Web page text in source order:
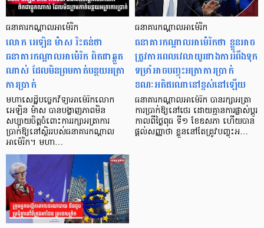
ធនាគារកណ្ដាលអាម៉េរិក
លោក អេឡិន ម៉ាស រិះគន់ថា
ធនាគារកណ្ដាលអាម៉េរិក ពិតជាឆ្កួត
ណាស់ ដែលមិនព្រមកាត់បន្ថយអត្រា
ការប្រាក់
មហាសេដ្ឋីបច្ចេកវិទ្យាអាម៉េរិកលោក
អេឡិន ម៉ាស បានបង្ហាញភាពមិន
សប្បាយចិត្តចំពោះការរក្សាអត្រាការ
ប្រាក់ឱ្យនៅស្ថិររបស់ធនាគារកណ្តាល
អាម៉េរិក។ មហា…
ធនាគារកណ្ដាលអាម៉េរិក
ធនាគារកណ្ដាលអាម៉េរិកថា ខ្លួនអាច
ត្រូវការពេលវេលាយូរជាងការរំពឹងទុក
ទម្រាំអាចបញ្ចុះអត្រាការប្រាក់
ខណៈអតិផរណានៅខ្ពស់នៅឡើយ
ធនាគារកណ្ដាលអាម៉េរិក បានរក្សាអត្រា
ការប្រាក់ឱ្យនៅថេរ ដោយគ្មានការផ្លាស់ប្ដូរ
កាលពីថ្ងៃពុធ ទី១ ខែឧសភា ហើយបាន
ផ្ដល់សញ្ញាថា ខ្លួននៅតែត្រូវបញ្ចុះអ…